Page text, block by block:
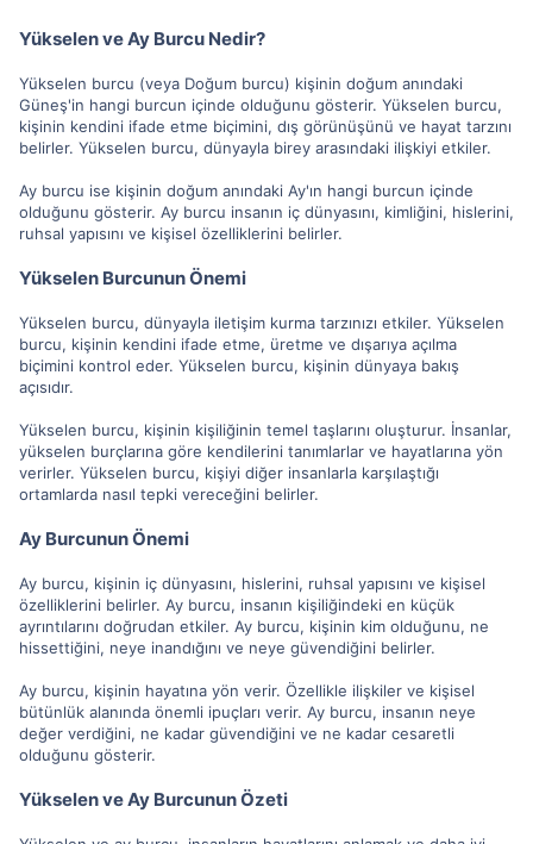
Yükselen ve Ay Burcu Nedir?
Yükselen burcu (veya Doğum burcu) kişinin doğum anındaki
Güneş'in hangi burcun içinde olduğunu gösterir. Yükselen burcu,
kişinin kendini ifade etme biçimini, dış görünüşünü ve hayat tarzını
belirler. Yükselen burcu, dünyayla birey arasındaki ilişkiyi etkiler.
Ay burcu ise kişinin doğum anındaki Ay'ın hangi burcun içinde
olduğunu gösterir. Ay burcu insanın iç dünyasını, kimliğini, hislerini,
ruhsal yapısını ve kişisel özelliklerini belirler.
Yükselen Burcunun Önemi
Yükselen burcu, dünyayla iletişim kurma tarzınızı etkiler. Yükselen
burcu, kişinin kendini ifade etme, üretme ve dışarıya açılma
biçimini kontrol eder. Yükselen burcu, kişinin dünyaya bakış
açısıdır.
Yükselen burcu, kişinin kişiliğinin temel taşlarını oluşturur. İnsanlar,
yükselen burçlarına göre kendilerini tanımlarlar ve hayatlarına yön
verirler. Yükselen burcu, kişiyi diğer insanlarla karşılaştığı
ortamlarda nasıl tepki vereceğini belirler.
Ay Burcunun Önemi
Ay burcu, kişinin iç dünyasını, hislerini, ruhsal yapısını ve kişisel
özelliklerini belirler. Ay burcu, insanın kişiliğindeki en küçük
ayrıntılarını doğrudan etkiler. Ay burcu, kişinin kim olduğunu, ne
hissettiğini, neye inandığını ve neye güvendiğini belirler.
Ay burcu, kişinin hayatına yön verir. Özellikle ilişkiler ve kişisel
bütünlük alanında önemli ipuçları verir. Ay burcu, insanın neye
değer verdiğini, ne kadar güvendiğini ve ne kadar cesaretli
olduğunu gösterir.
Yükselen ve Ay Burcunun Özeti